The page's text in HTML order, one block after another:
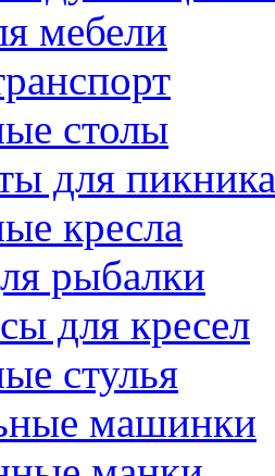
мебели
столы
для пикника
кресла
рыбалки
для кресел
стулья
машинки